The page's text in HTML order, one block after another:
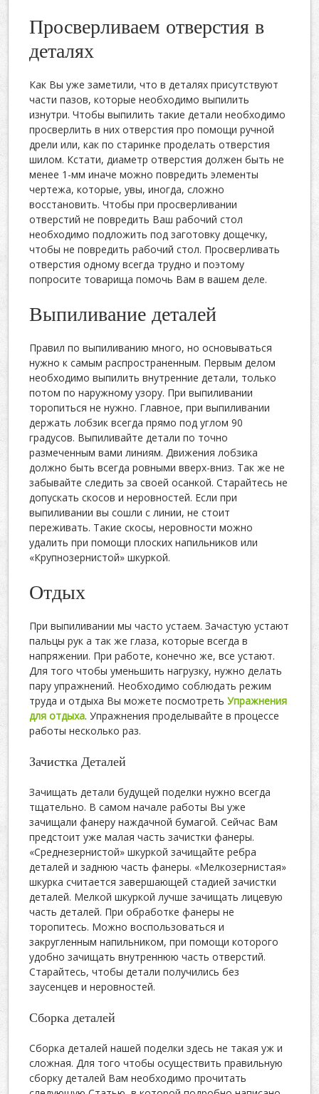
Просверливаем отверстия в
деталях
Как Вы уже заметили, что в деталях присутствуют
части пазов, которые необходимо выпилить
изнутри. Чтобы выпилить такие детали необходимо
просверлить в них отверстия про помощи ручной
дрели или, как по старинке проделать отверстия
шилом. Кстати, диаметр отверстия должен быть не
менее 1-мм иначе можно повредить элементы
чертежа, которые, увы, иногда, сложно
восстановить. Чтобы при просверливании
отверстий не повредить Ваш рабочий стол
необходимо подложить под заготовку дощечку,
чтобы не повредить рабочий стол. Просверливать
отверстия одному всегда трудно и поэтому
попросите товарища помочь Вам в вашем деле.
Выпиливание деталей
Правил по выпиливанию много, но основываться
нужно к самым распространенным. Первым делом
необходимо выпилить внутренние детали, только
потом по наружному узору. При выпиливании
торопиться не нужно. Главное, при выпиливании
держать лобзик всегда прямо под углом 90
градусов. Выпиливайте детали по точно
размеченным вами линиям. Движения лобзика
должно быть всегда ровными вверх-вниз. Так же не
забывайте следить за своей осанкой. Старайтесь не
допускать скосов и неровностей. Если при
выпиливании вы сошли с линии, не стоит
переживать. Такие скосы, неровности можно
удалить при помощи плоских напильников или
«Крупнозернистой» шкуркой.
Отдых
При выпиливании мы часто устаем. Зачастую устают
пальцы рук а так же глаза, которые всегда в
напряжении. При работе, конечно же, все устают.
Для того чтобы уменьшить нагрузку, нужно делать
пару упражнений. Необходимо соблюдать режим
труда и отдыха Вы можете посмотретьУпражнения
для отдыха. Упражнения проделывайте в процессе
работы несколько раз.
Зачистка Деталей
Зачищать детали будущей поделки нужно всегда
тщательно. В самом начале работы Вы уже
зачищали фанеру наждачной бумагой. Сейчас Вам
предстоит уже малая часть зачистки фанеры.
«Среднезернистой» шкуркой зачищайте ребра
деталей и заднюю часть фанеры. «Мелкозернистая»
шкурка считается завершающей стадией зачистки
деталей. Мелкой шкуркой лучше зачищать лицевую
часть деталей. При обработке фанеры не
торопитесь. Можно воспользоваться и
закругленным напильником, при помощи которого
удобно зачищать внутреннюю часть отверстий.
Старайтесь, чтобы детали получились без
заусенцев и неровностей.
Сборка деталей
Сборка деталей нашей поделки здесь не такая уж и
сложная. Для того чтобы осуществить правильную
сборку деталей Вам необходимо прочитать